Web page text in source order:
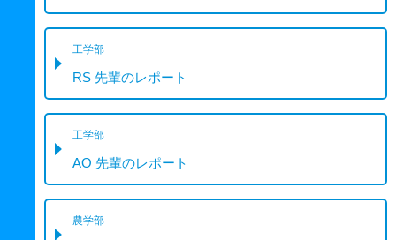
工学部
RS 先輩のレポート
工学部
AO 先輩のレポート
農学部